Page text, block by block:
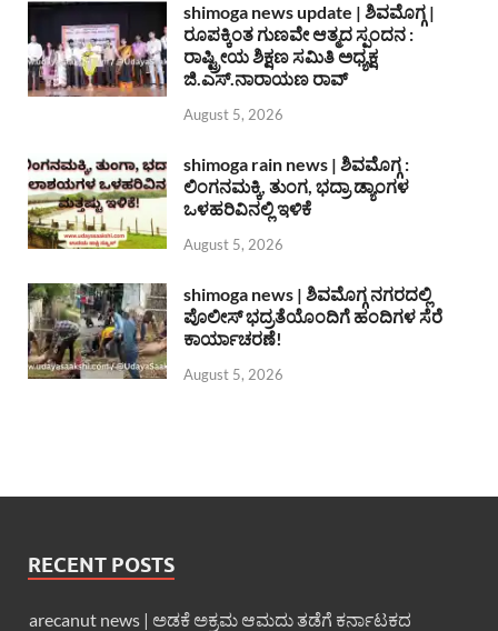
shimoga news update | ಶಿವಮೊಗ್ಗ |
ರೂಪಕ್ಕಿಂತ ಗುಣವೇ ಆತ್ಮದ ಸ್ಪಂದನ :
ರಾಷ್ಟ್ರೀಯ ಶಿಕ್ಷಣ ಸಮಿತಿ ಅಧ್ಯಕ್ಷ
ಜಿ.ಎಸ್.ನಾರಾಯಣ ರಾವ್
August 5, 2026
shimoga rain news | ಶಿವಮೊಗ್ಗ :
ಲಿಂಗನಮಕ್ಕಿ, ತುಂಗ, ಭದ್ರಾ ಡ್ಯಾಂಗಳ
ಒಳಹರಿವಿನಲ್ಲಿ ಇಳಿಕೆ
August 5, 2026
shimoga news | ಶಿವಮೊಗ್ಗ ನಗರದಲ್ಲಿ
ಪೊಲೀಸ್ ಭದ್ರತೆಯೊಂದಿಗೆ ಹಂದಿಗಳ ಸೆರೆ
ಕಾರ್ಯಾಚರಣೆ!
August 5, 2026
RECENT POSTS
arecanut news | ಅಡಕೆ ಅಕ್ರಮ ಆಮದು ತಡೆಗೆ ಕರ್ನಾಟಕದ